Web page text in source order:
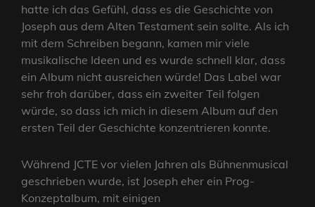
hatte ich das Gefühl, dass es die Geschichte von
Joseph aus dem Alten Testament sein sollte. Als ich
mit dem Schreiben begann, kamen mir viele
musikalische Ideen und es wurde schnell klar, dass
ein Album nicht ausreichen würde! Das Label war
sehr froh darüber, dass ein zweiter Teil folgen
würde, so dass ich mich in diesem Album auf den
ersten Teil der Geschichte konzentrieren konnte.
Während JCTE vor vielen Jahren als Bühnenmusical
geschrieben wurde, ist Joseph eher ein Prog-
Konzeptalbum, mit einigen